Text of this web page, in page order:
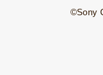
©Sony